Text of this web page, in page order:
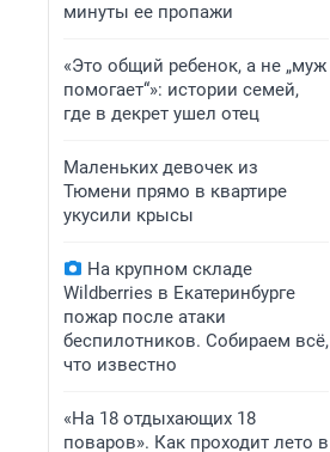
минуты ее пропажи
«Это общий ребенок, а не „муж
помогает“»: истории семей,
где в декрет ушел отец
Маленьких девочек из
Тюмени прямо в квартире
укусили крысы
На крупном складе
Wildberries в Екатеринбурге
пожар после атаки
беспилотников. Собираем всё,
что известно
«На 18 отдыхающих 18
поваров». Как проходит лето в